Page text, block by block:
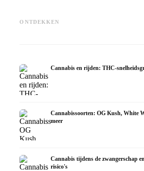
ONTDEKKEN
tonen
Cannabis en rijden: THC-
Cannabissoorten: OG Kush, White
meer
Cannabis tijdens de zwangerschap
risico's